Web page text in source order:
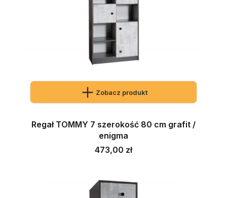
Zobacz produkt
Regał TOMMY 7 szerokość 80 cm grafit /
enigma
Cena
473,00 zł